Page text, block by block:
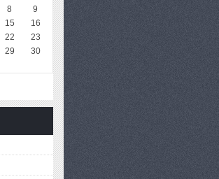
8
9
15
16
22
23
29
30